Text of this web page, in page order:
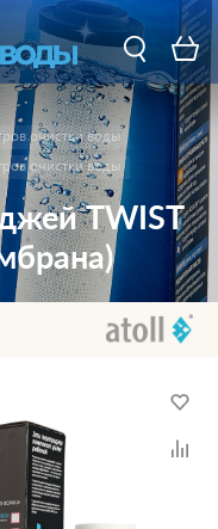
очистки воды
очистки воды
TWIST